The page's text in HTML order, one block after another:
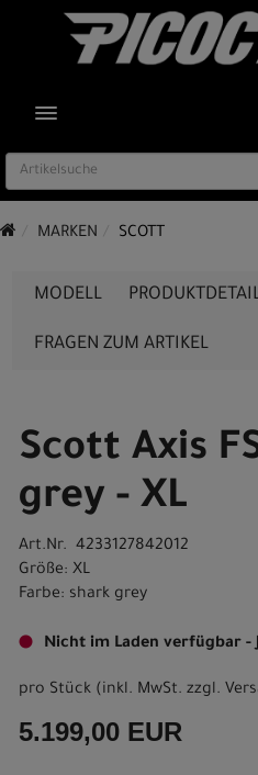
TOGGLE NAVIGATION
MARKEN SCOTT
MODELL
FRAGEN ZUM ARTIKEL
Scott Axis
grey - XL
Art.Nr. 4233127842012
Größe: XL
Farbe: shark grey
Nicht im Laden verfügbar -
pro Stück (inkl. MwSt. zzgl.
5.199,00 EUR